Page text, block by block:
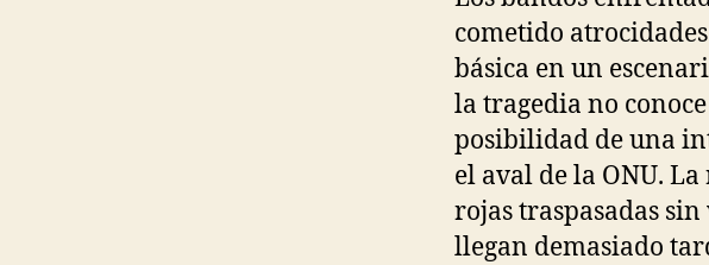
cometido
básica en un
la tragedia no
posibilidad de una
el aval de la ONU.
rojas traspasadas
llegan demasiado